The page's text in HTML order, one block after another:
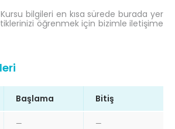
bilgileri en kısa sürede burada yer
öğrenmek için bizimle iletişime
Başlama Bitiş
— —